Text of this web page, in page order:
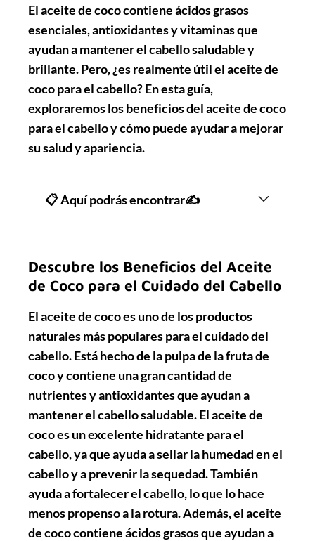
El aceite de coco contiene ácidos grasos
esenciales, antioxidantes y vitaminas que
ayudan a mantener el cabello saludable y
brillante. Pero, ¿es realmente útil el aceite de
coco para el cabello? En esta guía,
exploraremos los beneficios del aceite de coco
para el cabello y cómo puede ayudar a mejorar
su salud y apariencia.
📋 Aquí podrás encontrar✍
Descubre los Beneficios del Aceite
de Coco para el Cuidado del Cabello
El aceite de coco es uno de los productos
naturales más populares para el cuidado del
cabello. Está hecho de la pulpa de la fruta de
coco y contiene una gran cantidad de
nutrientes y antioxidantes que ayudan a
mantener el cabello saludable.El aceite de
cocoes un excelente hidratante para el
cabello, ya que ayuda a sellar la humedad en el
cabello y a prevenir la sequedad. También
ayuda afortalecer el cabello, lo que lo hace
menos propenso a la rotura. Además, el aceite
de coco contiene ácidos grasos que ayudan a